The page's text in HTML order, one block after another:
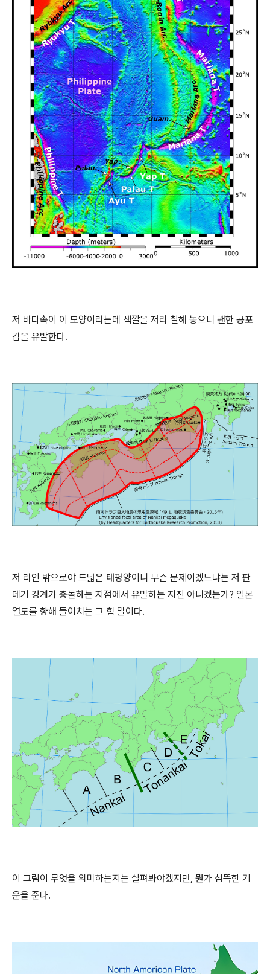
저 바다속이 이 모양이라는데 색깔을 저리 칠해 놓으니 괜한 공포
감을 유발한다.
저 라인 밖으로야 드넓은 태평양이니 무슨 문제이겠느냐는 저 판
데기 경계가 충돌하는 지점에서 유발하는 지진 아니겠는가? 일본
열도를 향해 들이치는 그 힘 말이다.
이 그림이 무엇을 의미하는지는 살펴봐야겠지만, 뭔가 섬뜩한 기
운을 준다.